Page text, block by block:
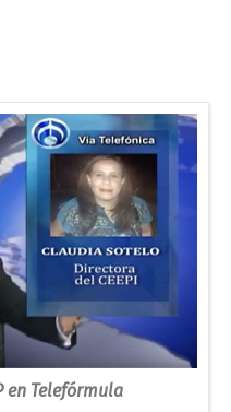
en Telefórmula